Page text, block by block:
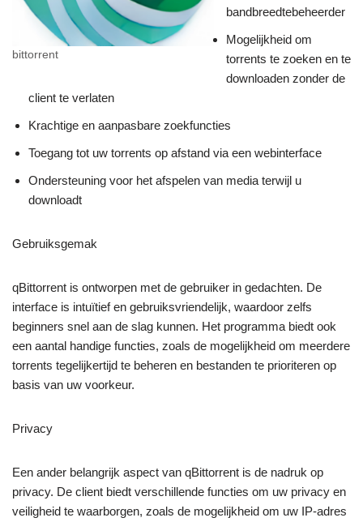
bittorrent
bandbreedtebeheerder
Mogelijkheid om
torrents te zoeken en te
downloaden zonder de
client te verlaten
Krachtige en aanpasbare zoekfuncties
Toegang tot uw torrents op afstand via een webinterface
Ondersteuning voor het afspelen van media terwijl u
downloadt
Gebruiksgemak
qBittorrent is ontworpen met de gebruiker in gedachten. De
interface is intuïtief en gebruiksvriendelijk, waardoor zelfs
beginners snel aan de slag kunnen. Het programma biedt ook
een aantal handige functies, zoals de mogelijkheid om meerdere
torrents tegelijkertijd te beheren en bestanden te prioriteren op
basis van uw voorkeur.
Privacy
Een ander belangrijk aspect van qBittorrent is de nadruk op
privacy. De client biedt verschillende functies om uw privacy en
veiligheid te waarborgen, zoals de mogelijkheid om uw IP-adres